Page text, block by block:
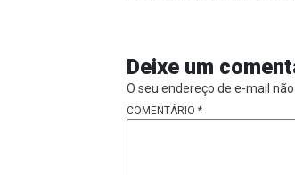
Deixe um
O seu endereço de e-mail
COMENTÁRIO *